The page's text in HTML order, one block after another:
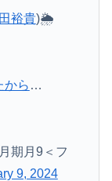
裕貴)🌦
から …
期月9＜フ
9, 2024